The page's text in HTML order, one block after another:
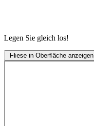
Legen Sie gleich los!
Fliese in Oberfläche anzeigen